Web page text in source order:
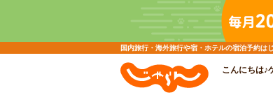
国内旅行・海外旅行や宿・ホテルの宿泊予約
こんにちは♪